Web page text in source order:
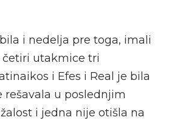
i nedelja pre toga, imali
utakmice tri
i Efes i Real je bila
rešavala u poslednjim
i jedna nije otišla na